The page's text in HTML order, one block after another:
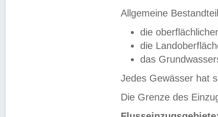
Allgemeine
die
die
das
Jedes Gewässer hat
Die Grenze des